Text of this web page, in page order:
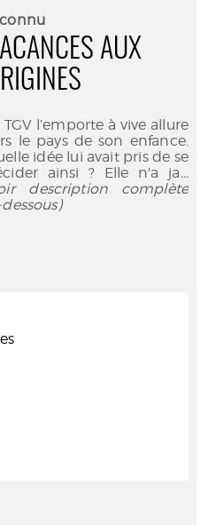
AUX
TGV l’emporte à vive allure
le pays de son enfance.
idée lui avait pris de se
ainsi ? Elle n'a ja...
description complète